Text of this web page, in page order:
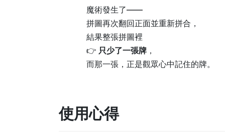
魔術發生了——
拼圖再次翻回正面並重新拼合，
結果整張拼圖裡
👉 只少了一張牌 ，
而那一張，正是觀眾心中記住的牌。
使用心得